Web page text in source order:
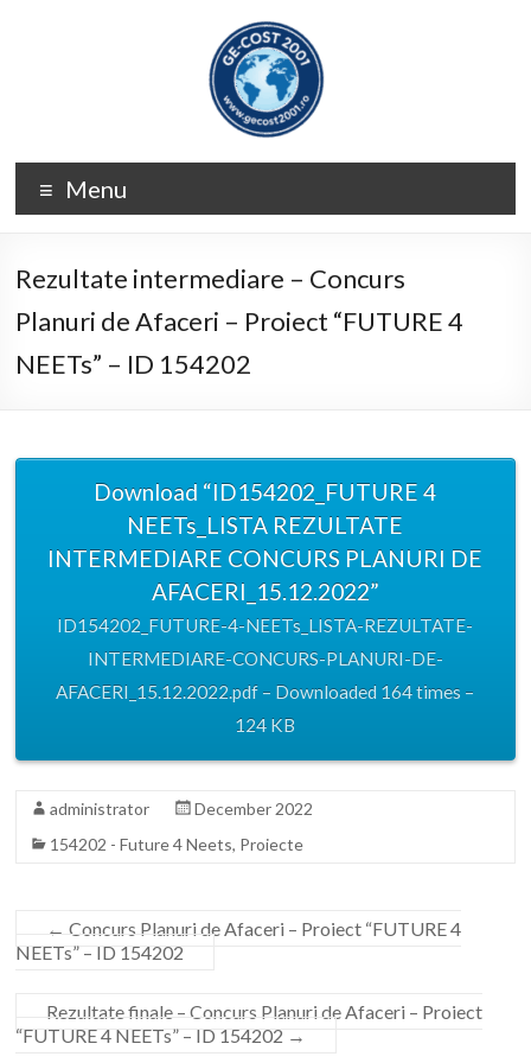
GE-
COST
2001
Menu
Rezultate intermediare – Concurs
Planuri de Afaceri – Proiect “FUTURE 4
NEETs” – ID 154202
Download “ID154202_FUTURE 4
NEETs_LISTA REZULTATE
INTERMEDIARE CONCURS PLANURI DE
AFACERI_15.12.2022”
ID154202_FUTURE-4-NEETs_LISTA-REZULTATE-
INTERMEDIARE-CONCURS-PLANURI-DE-
AFACERI_15.12.2022.pdf – Downloaded 164 times –
124 KB
administrator
December 2022
154202 - Future 4 Neets, Proiecte
← Concurs Planuri de Afaceri – Proiect “FUTURE 4
NEETs” – ID 154202
Rezultate finale – Concurs Planuri de Afaceri – Proiect
“FUTURE 4 NEETs” – ID 154202 →